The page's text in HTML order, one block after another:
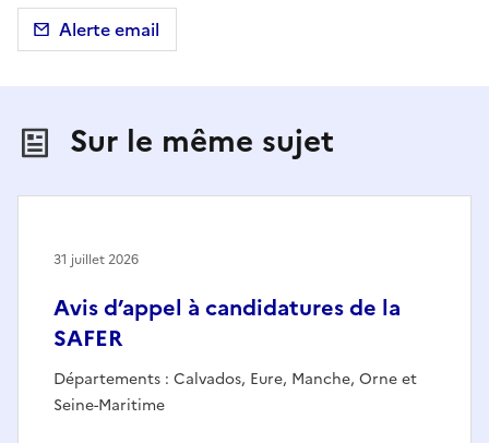
Alerte email
Sur le même sujet
Avis d’appel à candidatures de la
SAFER
Départements : Calvados, Eure, Manche, Orne et
Seine-Maritime
31 juillet 2026